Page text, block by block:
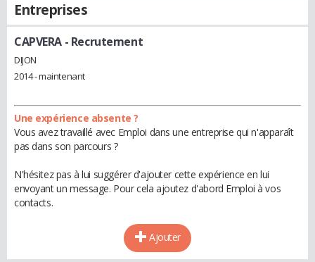
Entreprises
CAPVERA - Recrutement
DIJON
2014 - maintenant
Une expérience absente ?
Vous avez travaillé avec Emploi dans une entreprise qui n'apparaît
pas dans son parcours ?
N'hésitez pas à lui suggérer d'ajouter cette expérience en lui
envoyant un message. Pour cela ajoutez d'abord Emploi à vos
contacts.
Ajouter